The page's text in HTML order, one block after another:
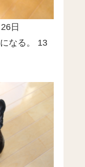
日
なる。 13